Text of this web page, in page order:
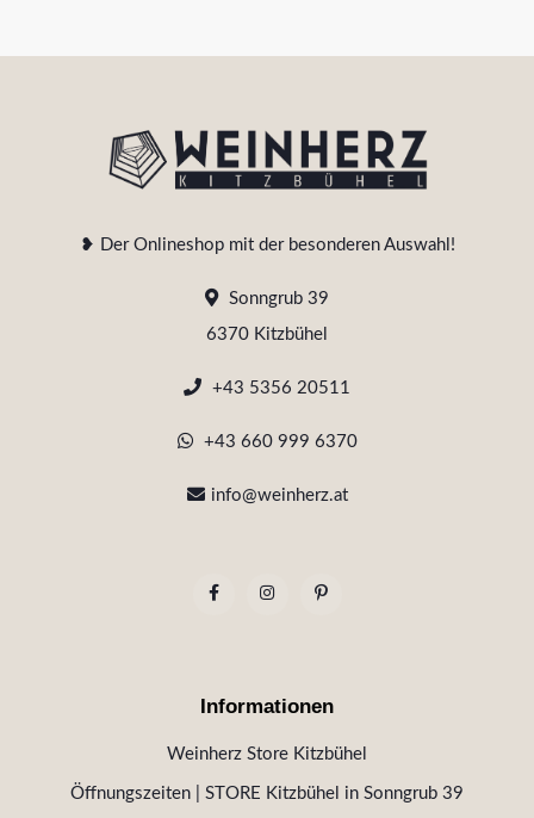
❥ Der Onlineshop mit der besonderen Auswahl!
Sonngrub 39
6370 Kitzbühel
+43 5356 20511
+43 660 999 6370
info@weinherz.at
Informationen
Weinherz Store Kitzbühel
Öffnungszeiten | STORE Kitzbühel in Sonngrub 39